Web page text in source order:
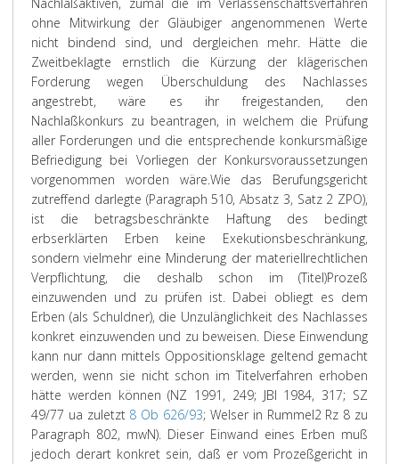
ohne Mitwirkung der Gläubiger angenommenen Werte
nicht bindend sind, und dergleichen mehr. Hätte die
Zweitbeklagte ernstlich die Kürzung der klägerischen
Forderung wegen Überschuldung des Nachlasses
angestrebt, wäre es ihr freigestanden, den
Nachlaßkonkurs zu beantragen, in welchem die Prüfung
aller Forderungen und die entsprechende konkursmäßige
Befriedigung bei Vorliegen der Konkursvoraussetzungen
vorgenommen worden wäre.Wie das Berufungsgericht
zutreffend darlegte (Paragraph 510, Absatz 3, Satz 2 ZPO),
ist die betragsbeschränkte Haftung des bedingt
erbserklärten Erben keine Exekutionsbeschränkung,
sondern vielmehr eine Minderung der materiellrechtlichen
Verpflichtung, die deshalb schon im (Titel)Prozeß
einzuwenden und zu prüfen ist. Dabei obliegt es dem
Erben (als Schuldner), die Unzulänglichkeit des Nachlasses
konkret einzuwenden und zu beweisen. Diese Einwendung
kann nur dann mittels Oppositionsklage geltend gemacht
werden, wenn sie nicht schon im Titelverfahren erhoben
hätte werden können (NZ 1991, 249; JBl 1984, 317; SZ
49/77 ua zuletzt 8 Ob 626/93; Welser in Rummel2 Rz 8 zu
Paragraph 802, mwN). Dieser Einwand eines Erben muß
jedoch derart konkret sein, daß er vom Prozeßgericht in